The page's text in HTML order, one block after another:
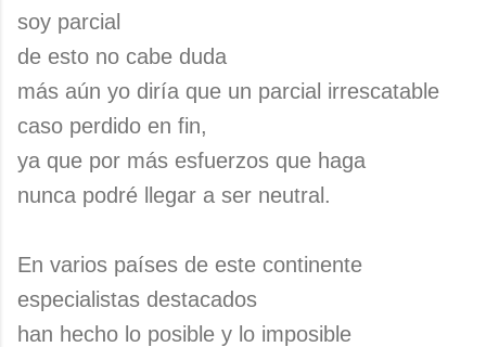
soy parcial
de esto no cabe duda
más aún yo diría que un parcial irrescatable
caso perdido en fin,
ya que por más esfuerzos que haga
nunca podré llegar a ser neutral.
En varios países de este continente
especialistas destacados
han hecho lo posible y lo imposible